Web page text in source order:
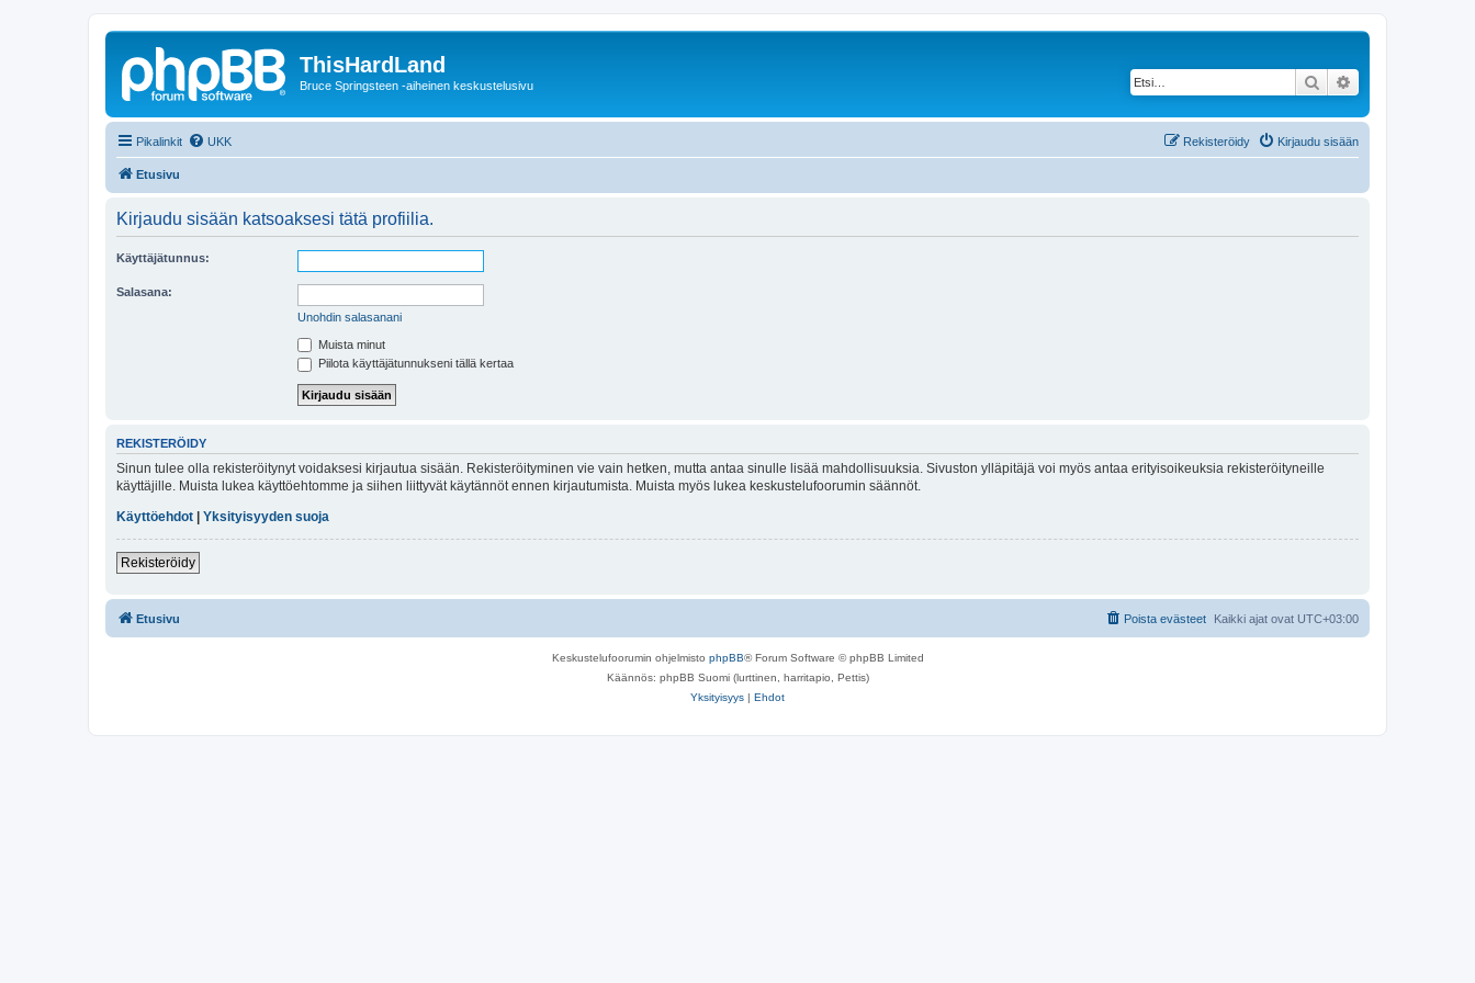
ThisHardLand
Bruce Springsteen -aiheinen keskustelusivu Etsi
Pikalinkit UKK Kirjaudu sisään
Rekisteröidy
Etusivu
Kirjaudu sisään katsoaksesi tätä profiilia.
Käyttäjätunnus:
Salasana:
Unohdin salasanani
Muista minut
Piilota käyttäjätunnukseni tällä kertaa
REKISTERÖIDY
Sinun tulee olla rekisteröitynyt voidaksesi kirjautua sisään. Rekisteröityminen vie vain hetken, mutta antaa sinulle lisää mahdollisuuksia. Sivuston ylläpitäjä voi myös antaa erityisoikeuksia rekisteröityneille
käyttäjille. Muista lukea käyttöehtomme ja siihen liittyvät käytännöt ennen kirjautumista. Muista myös lukea keskustelufoorumin säännöt.
Käyttöehdot
Yksityisyyden suoja
Rekisteröidy
Etusivu Kaikki ajat ovat UTC+03:00
Poista evästeet
Keskustelufoorumin ohjelmisto phpBB® Forum Software © phpBB Limited
Käännös: phpBB Suomi (lurttinen, harritapio, Pettis)
Yksityisyys | Ehdot